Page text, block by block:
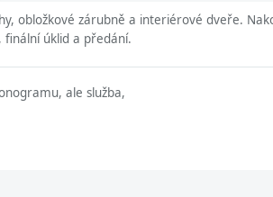
obložkové zárubně a interiérové dveře.
finální úklid a předání.
ale služba,